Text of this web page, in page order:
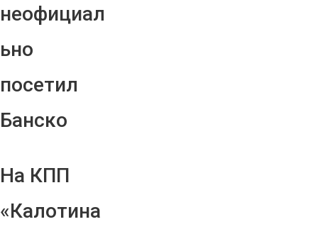
неофициал
ьно
посетил
Банско
На КПП
«Калотина